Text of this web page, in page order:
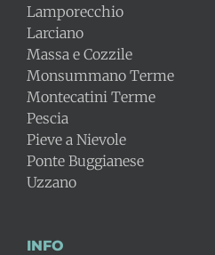
Lamporecchio
Larciano
Massa e Cozzile
Monsummano Terme
Montecatini Terme
Pescia
Pieve a Nievole
Ponte Buggianese
Uzzano
INFO